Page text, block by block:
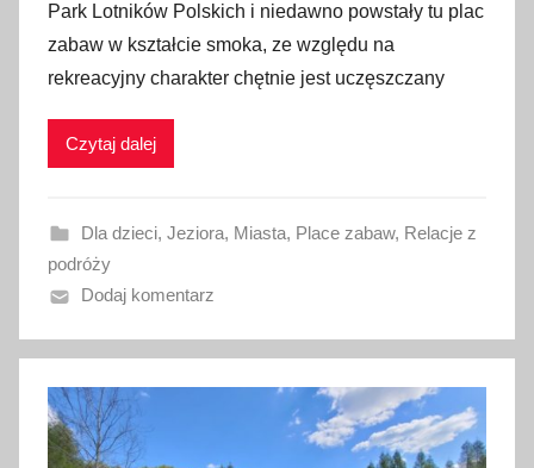
u
b
l
i
a
n
o
l
i
p
c
Park Lotników Polskich i niedawno powstały tu plac
zabaw w kształcie smoka, ze względu na
rekreacyjny charakter chętnie jest uczęszczany
Czytaj dalej
Dla dzieci, Jeziora, Miasta, Place zabaw, Relacje z
podróży
Dodaj komentarz